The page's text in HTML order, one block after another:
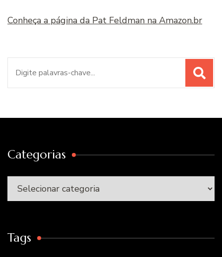
Conheça a página da Pat Feldman na Amazon.br
Categorias
Categorias
Tags